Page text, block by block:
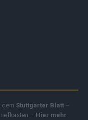
dem Stuttgarter Blatt –
– Hier mehr